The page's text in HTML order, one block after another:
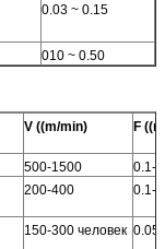
0.03 ~ 0.15
010 ~ 0.50
V ((m/min) F
500-1500
0.1-
200-400 0.1-
150-300 человек